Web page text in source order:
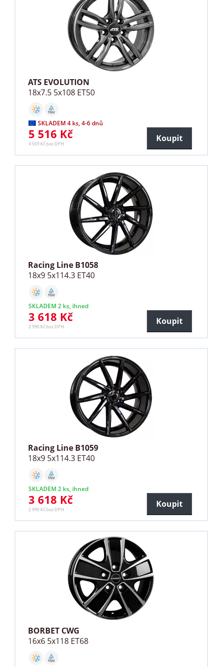
ATS EVOLUTION
18x7.5 5x108 ET50
SKLADEM 4 ks, 4-6 dnů
5 516 Kč
4 559 Kč bez DPH
Koupit
Racing Line B1058
18x9 5x114.3 ET40
SKLADEM 2 ks, ihned
3 618 Kč
2 990 Kč bez DPH
Koupit
Racing Line B1059
18x9 5x114.3 ET40
SKLADEM 2 ks, ihned
3 618 Kč
2 990 Kč bez DPH
Koupit
BORBET CWG
16x6 5x118 ET68